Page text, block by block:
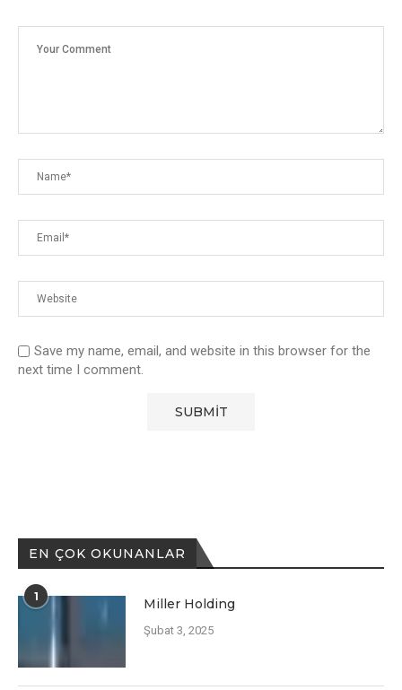
Save my name, email, and website in this browser for the
next time I comment.
EN ÇOK OKUNANLAR
1 Miller Holding
Şubat 3, 2025